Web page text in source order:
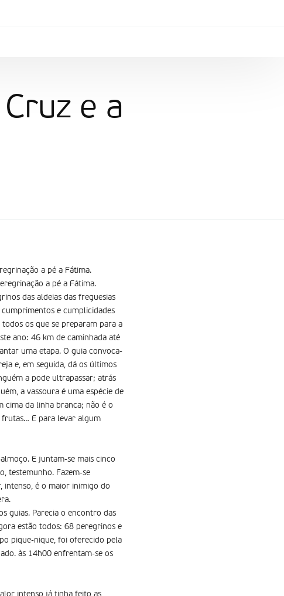
e a
a pé a Fátima.
a pé a Fátima.
das aldeias das freguesias
e cumplicidades
os que se preparam para a
ano: 46 km de caminhada até
uma etapa. O guia convoca-
e, em seguida, dá os últimos
a pode ultrapassar; atrás
a vassoura é uma espécie de
cima da linha branca; não é o
frutas… E para levar algum
E juntam-se mais cinco
testemunho. Fazem-se
intenso, é o maior inimigo do
guias. Parecia o encontro das
estão todos: 68 peregrinos e
pique-nique, foi oferecido pela
às 14h00 enfrentam-se os
intenso já tinha feito as